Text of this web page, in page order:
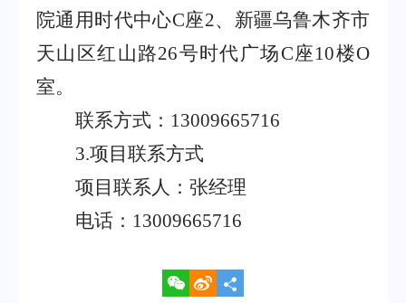
院通用时代中心C座2、新疆乌鲁木齐市
天山区红山路26号时代广场C座10楼O
室。
联系方式： 13009665716
3.项目联系方式
项目联系人：张经理
电话： 13009665716